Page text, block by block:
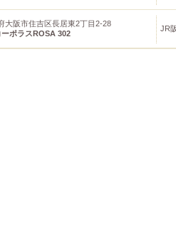
大阪市住吉区長居東2丁目2-28
ーポラスROSA 302
JR